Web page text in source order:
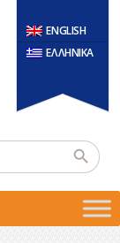
ENGLISH
ΕΛΛΗΝΙΚΑ